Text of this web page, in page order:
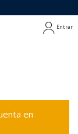
Entrar
en